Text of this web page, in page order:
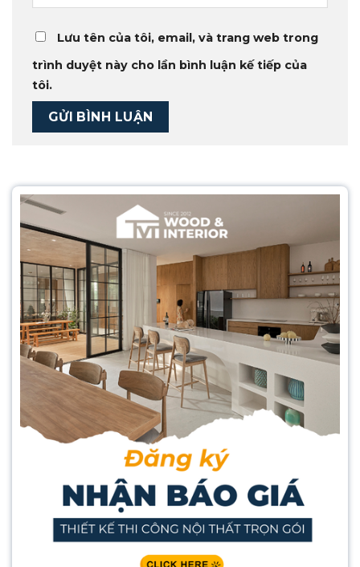
Lưu tên của tôi, email, và trang web trong
trình duyệt này cho lần bình luận kế tiếp của
tôi.